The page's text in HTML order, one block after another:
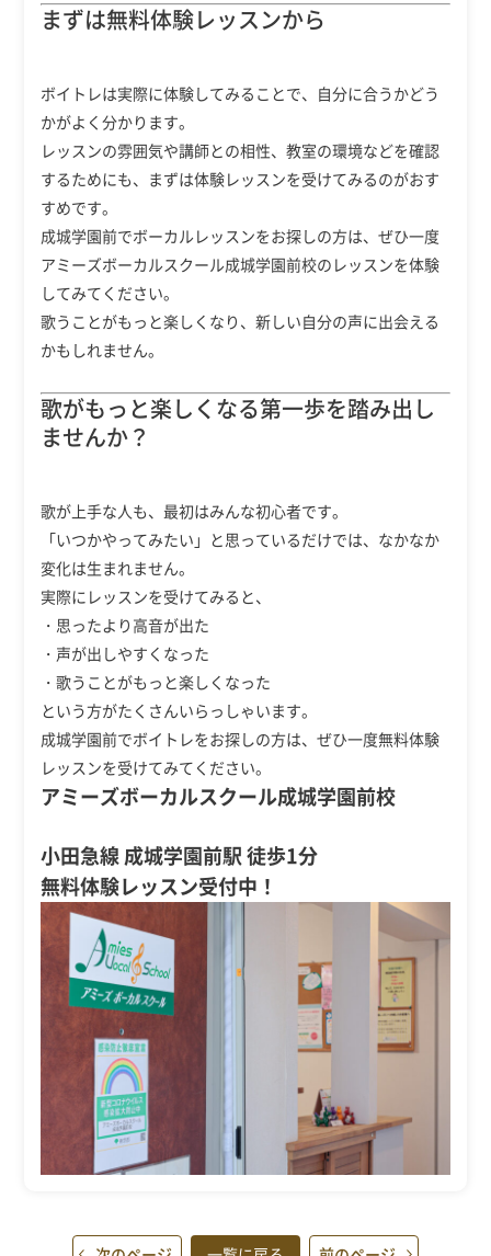
まずは無料体験レッスンから
ボイトレは実際に体験してみることで、自分に合うかどう
かがよく分かります。
レッスンの雰囲気や講師との相性、教室の環境などを確認
するためにも、まずは体験レッスンを受けてみるのがおす
すめです。
成城学園前でボーカルレッスンをお探しの方は、ぜひ一度
アミーズボーカルスクール成城学園前校のレッスンを体験
してみてください。
歌うことがもっと楽しくなり、新しい自分の声に出会える
かもしれません。
歌がもっと楽しくなる第一歩を踏み出し
ませんか？
歌が上手な人も、最初はみんな初心者です。
「いつかやってみたい」と思っているだけでは、なかなか
変化は生まれません。
実際にレッスンを受けてみると、
・思ったより高音が出た
・声が出しやすくなった
・歌うことがもっと楽しくなった
という方がたくさんいらっしゃいます。
成城学園前でボイトレをお探しの方は、ぜひ一度無料体験
レッスンを受けてみてください。
アミーズボーカルスクール成城学園前校
小田急線 成城学園前駅 徒歩1分
無料体験レッスン受付中！